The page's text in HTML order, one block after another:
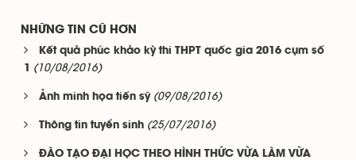
NHỮNG TIN CŨ HƠN
Kết quả phúc khảo kỳ thi THPT quốc gia 2016 cụm số
1
(10/08/2016)
Ảnh minh họa tiến sỹ (09/08/2016)
Thông tin tuyển sinh (25/07/2016)
ĐÀO TẠO ĐẠI HỌC THEO HÌNH THỨC VỪA LÀM VỪA